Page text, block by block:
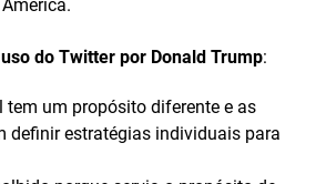
do Twitter por Donald Trump:
tem um propósito diferente e as
definir estratégias individuais para